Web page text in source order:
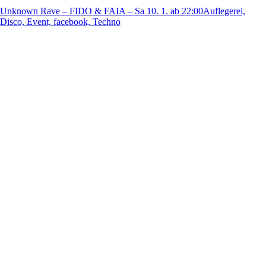
Unknown Rave – FIDO & FAIA – Sa 10. 1. ab 22:00Auflegerei,
Disco, Event, facebook, Techno